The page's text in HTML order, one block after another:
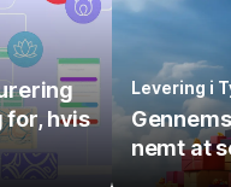
for, hvis
Levering i
nemt at